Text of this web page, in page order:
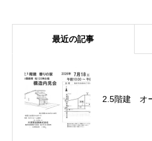
最近の記事
2.5階建 オ